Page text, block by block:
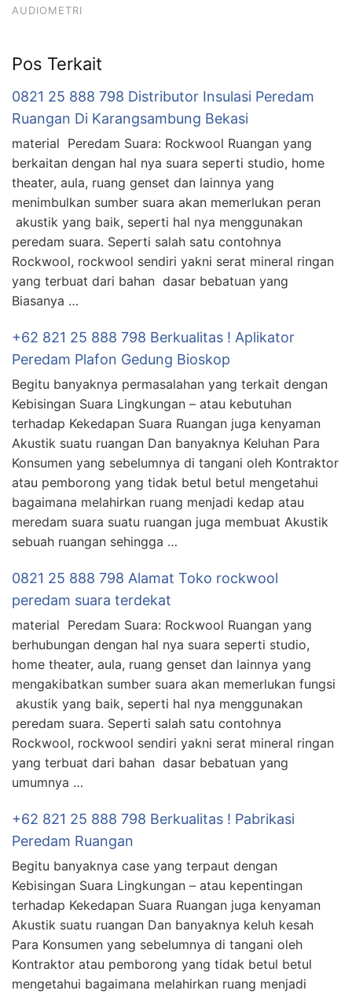
AUDIOMETRI
Pos Terkait
0821 25 888 798 Distributor Insulasi Peredam
Ruangan Di Karangsambung Bekasi
material Peredam Suara: Rockwool Ruangan yang
berkaitan dengan hal nya suara seperti studio, home
theater, aula, ruang genset dan lainnya yang
menimbulkan sumber suara akan memerlukan peran
akustik yang baik, seperti hal nya menggunakan
peredam suara. Seperti salah satu contohnya
Rockwool, rockwool sendiri yakni serat mineral ringan
yang terbuat dari bahan dasar bebatuan yang
Biasanya …
+62 821 25 888 798 Berkualitas ! Aplikator
Peredam Plafon Gedung Bioskop
Begitu banyaknya permasalahan yang terkait dengan
Kebisingan Suara Lingkungan – atau kebutuhan
terhadap Kekedapan Suara Ruangan juga kenyaman
Akustik suatu ruangan Dan banyaknya Keluhan Para
Konsumen yang sebelumnya di tangani oleh Kontraktor
atau pemborong yang tidak betul betul mengetahui
bagaimana melahirkan ruang menjadi kedap atau
meredam suara suatu ruangan juga membuat Akustik
sebuah ruangan sehingga …
0821 25 888 798 Alamat Toko rockwool
peredam suara terdekat
material Peredam Suara: Rockwool Ruangan yang
berhubungan dengan hal nya suara seperti studio,
home theater, aula, ruang genset dan lainnya yang
mengakibatkan sumber suara akan memerlukan fungsi
akustik yang baik, seperti hal nya menggunakan
peredam suara. Seperti salah satu contohnya
Rockwool, rockwool sendiri yakni serat mineral ringan
yang terbuat dari bahan dasar bebatuan yang
umumnya …
+62 821 25 888 798 Berkualitas ! Pabrikasi
Peredam Ruangan
Begitu banyaknya case yang terpaut dengan
Kebisingan Suara Lingkungan – atau kepentingan
terhadap Kekedapan Suara Ruangan juga kenyaman
Akustik suatu ruangan Dan banyaknya keluh kesah
Para Konsumen yang sebelumnya di tangani oleh
Kontraktor atau pemborong yang tidak betul betul
mengetahui bagaimana melahirkan ruang menjadi